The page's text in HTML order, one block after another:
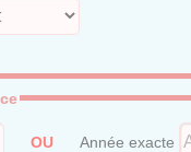
OU Année exacte